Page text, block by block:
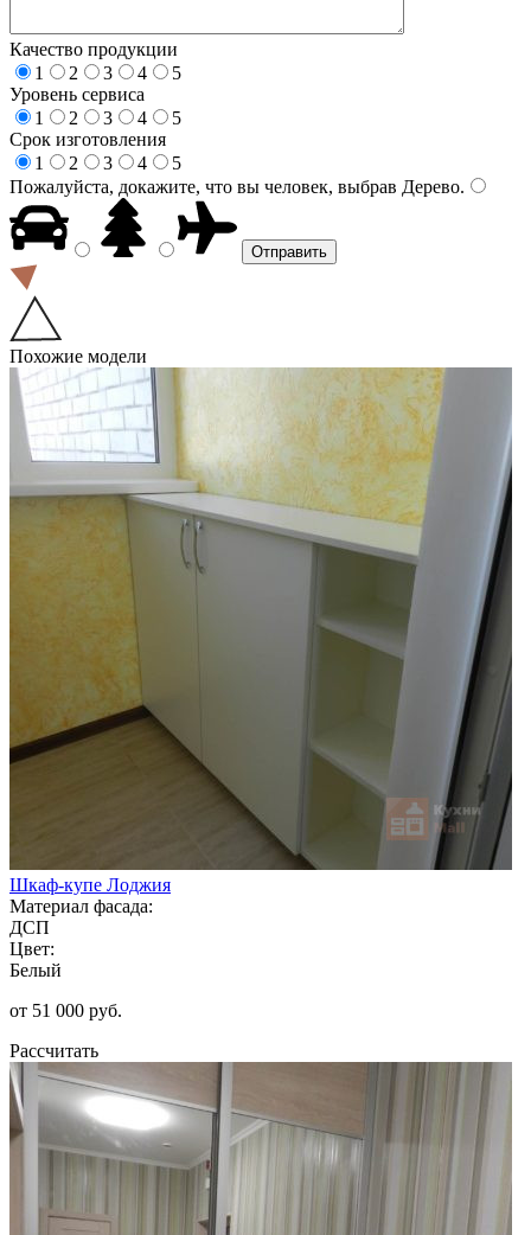
Качество продукции
1
2 3 4
5
Уровень сервиса
1
2 3 4
5
Срок изготовления
1
2 3 4
5
Пожалуйста, докажите, что вы человек, выбрав Дерево.
Похожие модели
Шкаф-купе Лоджия
Материал фасада:
ДСП
Цвет:
Белый
от 51 000 руб.
Рассчитать